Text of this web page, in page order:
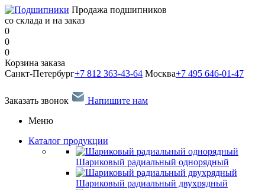
Продажа подшипников
со склада и на заказ
0
0
0
Корзина заказа
Санкт-Петербург+7 812 363-43-64 Москва+7 495 646-01-47
Заказать звонок
Напишите нам
Меню
Каталог продукции
Шариковый радиальный однорядный
Шариковый радиальный двухрядный